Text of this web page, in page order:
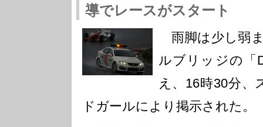
導でレースがスタート
雨脚は少し弱
ルブリッジの「
え、16時30分、
ドガールにより掲示された。